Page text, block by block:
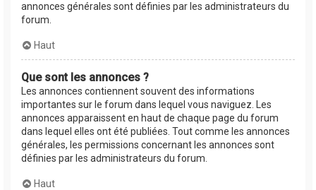
annonces générales sont définies par les administrateurs du
forum.
Haut
Que sont les annonces ?
Les annonces contiennent souvent des informations
importantes sur le forum dans lequel vous naviguez. Les
annonces apparaissent en haut de chaque page du forum
dans lequel elles ont été publiées. Tout comme les annonces
générales, les permissions concernant les annonces sont
définies par les administrateurs du forum.
Haut